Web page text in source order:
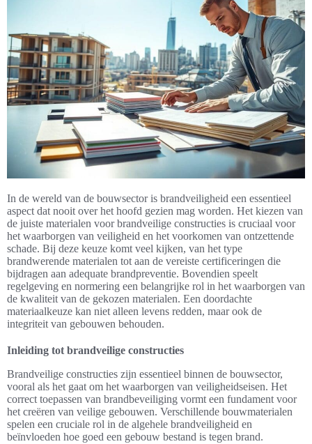
In de wereld van de bouwsector is brandveiligheid een essentieel
aspect dat nooit over het hoofd gezien mag worden. Het kiezen van
de juiste materialen voor brandveilige constructies is cruciaal voor
het waarborgen van veiligheid en het voorkomen van ontzettende
schade. Bij deze keuze komt veel kijken, van het type
brandwerende materialen tot aan de vereiste certificeringen die
bijdragen aan adequate brandpreventie. Bovendien speelt
regelgeving en normering een belangrijke rol in het waarborgen van
de kwaliteit van de gekozen materialen. Een doordachte
materiaalkeuze kan niet alleen levens redden, maar ook de
integriteit van gebouwen behouden.
Inleiding tot brandveilige constructies
Brandveilige constructies zijn essentieel binnen de bouwsector,
vooral als het gaat om het waarborgen van veiligheidseisen. Het
correct toepassen van brandbeveiliging vormt een fundament voor
het creëren van veilige gebouwen. Verschillende bouwmaterialen
spelen een cruciale rol in de algehele brandveiligheid en
beïnvloeden hoe goed een gebouw bestand is tegen brand.